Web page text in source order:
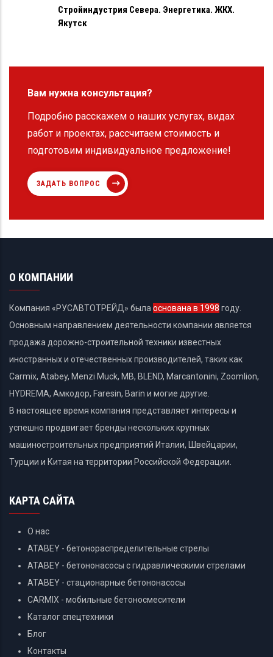
Стройиндустрия Севера. Энергетика. ЖКХ.
Якутск
Вам нужна консультация?
Подробно расскажем о наших услугах, видах
работ и проектах, рассчитаем стоимость и
подготовим индивидуальное предложение!
ЗАДАТЬ ВОПРОС
О КОМПАНИИ
Компания «РУСАВТОТРЕЙД» былаоснована в 1998 году.
Основным направлением деятельности компании является
продажа дорожно-строительной техники известных
иностранных и отечественных производителей, таких как
Carmix, Atabey, Menzi Muck, MB, BLEND, Marcantonini, Zoomlion,
HYDREMA, Амкодор, Faresin, Barin и могие другие.
В настоящее время компания представляет интересы и
успешно продвигает бренды нескольких крупных
машиностроительных предприятий Италии, Швейцарии,
Турции и Китая на территории Российской Федерации.
КАРТА САЙТА
О нас
ATABEY - бетонораспределительные стрелы
ATABEY - бетононасосы с гидравлическими стрелами
ATABEY - стационарные бетононасосы
CARMIX - мобильные бетоносмесители
Каталог спецтехники
Блог
Контакты